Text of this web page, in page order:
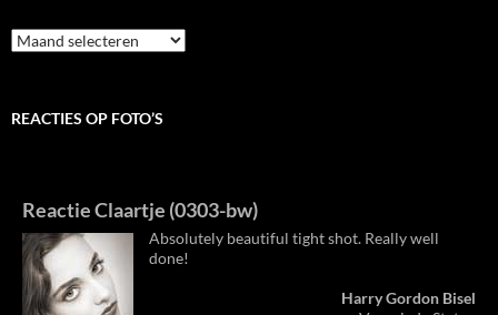
Archieven
REACTIES OP FOTO’S
Reactie Claartje (0303-bw)
Absolutely beautiful tight shot. Really well
done!
Harry Gordon Bisel